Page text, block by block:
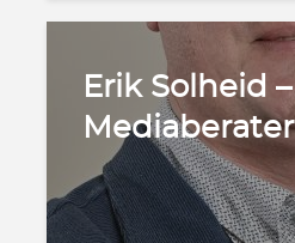
Erik Solheid –
Mediaberater